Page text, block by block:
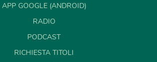
APP GOOGLE (ANDROID)
RADIO
PODCAST
RICHIESTA TITOLI